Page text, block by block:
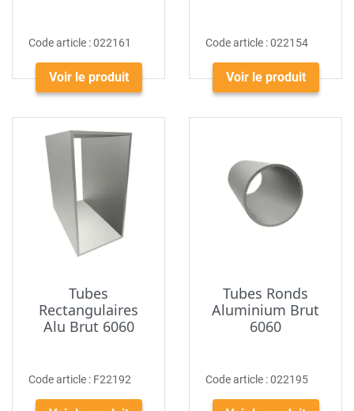
Code article :022161
Voir le produit
Code article :022154
Voir le produit
Tubes
Rectangulaires
Alu Brut 6060
Code article : F22192
Tubes Ronds
Aluminium Brut
6060
Code article :022195